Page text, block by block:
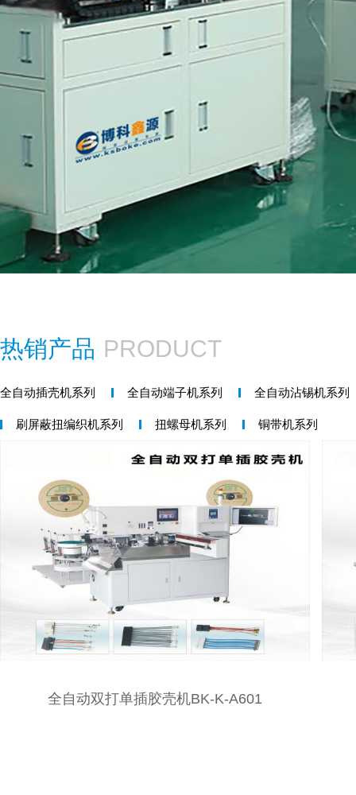
热销产品 PRODUCT
全自动插壳机系列 全自动端子机系列 全自动沾锡机系列
刷屏蔽扭编织机系列 扭螺母机系列 铜带机系列
全自动双线合压单端插胶壳BK-J-C606